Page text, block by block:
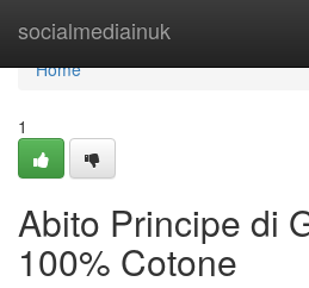
socialmediainuk
Home
Home
1
Abito Principe di
100% Cotone